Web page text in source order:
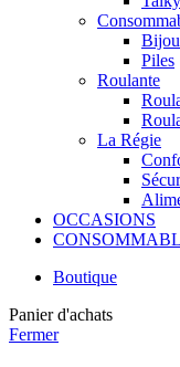
Piles
Roulante
La Régie
OCCASIONS
Boutique
Panier d'achats
Fermer